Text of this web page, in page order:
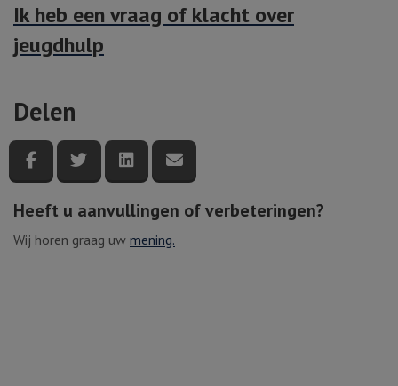
Ik heb een vraag of klacht over
jeugdhulp
Delen
Deel deze pagina via Facebook
Deel deze pagina via Twitter
Deel deze pagina via LinkedIn
Heeft u aanvullingen of verbeteringen?
Wij horen graag uw mening.